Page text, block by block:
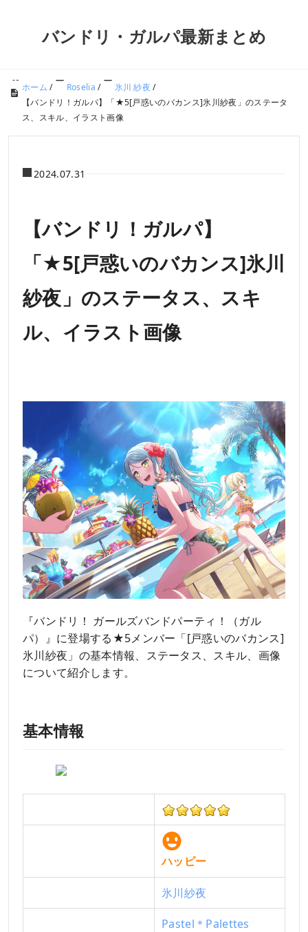
バンドリ・ガルパ最新まとめ
ホーム / Roselia / 氷川 紗夜 /
【バンドリ！ガルパ】「★5[戸惑いのバカンス]氷川紗夜」のステータ
ス、スキル、イラスト画像
2024.07.31
【バンドリ！ガルパ】
「★5[戸惑いのバカンス]氷川
紗夜」のステータス、スキ
ル、イラスト画像
『バンドリ！ ガールズバンドパーティ！（ガル
パ）』に登場する★5メンバー「[戸惑いのバカンス]
氷川紗夜」の基本情報、ステータス、スキル、画像
について紹介します。
基本情報
ハッピー
氷川紗夜
Pastel＊Palettes